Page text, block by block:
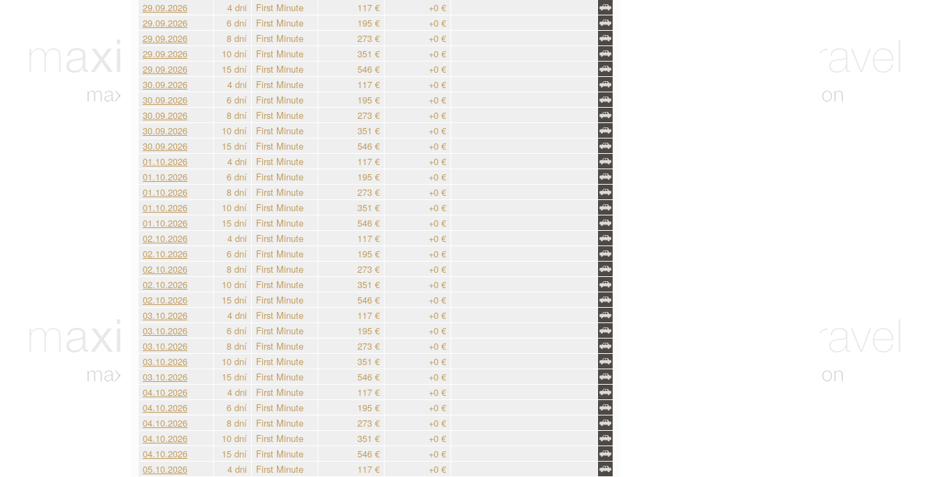
29.09.2026
4 dni First Minute 117 €
+0 €
29.09.2026
6 dní First Minute 195 €
+0 €
29.09.2026
8 dní First Minute 273 €
+0 €
29.09.2026
10 dní First Minute 351 €
+0 €
29.09.2026
15 dní First Minute 546 €
+0 €
30.09.2026
4 dni First Minute 117 €
+0 €
30.09.2026
6 dní First Minute 195 €
+0 €
30.09.2026
8 dní First Minute 273 €
+0 €
30.09.2026
10 dní First Minute 351 €
+0 €
30.09.2026
15 dní First Minute 546 €
+0 €
01.10.2026
4 dni First Minute 117 €
+0 €
01.10.2026
6 dní First Minute 195 €
+0 €
01.10.2026
8 dní First Minute 273 €
+0 €
01.10.2026
10 dní First Minute 351 €
+0 €
01.10.2026
15 dní First Minute 546 €
+0 €
02.10.2026
4 dni First Minute 117 €
+0 €
02.10.2026
6 dní First Minute 195 €
+0 €
02.10.2026
8 dní First Minute 273 €
+0 €
02.10.2026
10 dní First Minute 351 €
+0 €
02.10.2026
15 dní First Minute 546 €
+0 €
03.10.2026
4 dni First Minute 117 €
+0 €
03.10.2026
6 dní First Minute 195 €
+0 €
03.10.2026
8 dní First Minute 273 €
+0 €
03.10.2026
10 dní First Minute 351 €
+0 €
03.10.2026
15 dní First Minute 546 €
+0 €
04.10.2026
4 dni First Minute 117 €
+0 €
04.10.2026
6 dní First Minute 195 €
+0 €
04.10.2026
8 dní First Minute 273 €
+0 €
04.10.2026
10 dní First Minute 351 €
+0 €
04.10.2026
15 dní First Minute 546 €
+0 €
05.10.2026
4 dni First Minute 117 €
+0 €